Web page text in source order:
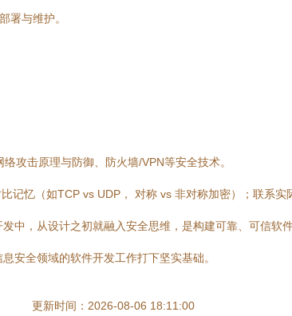
署与维护。
攻击原理与防御、防火墙/VPN等安全技术。
记忆（如TCP vs UDP， 对称 vs 非对称加密）；联系实
中，从设计之初就融入安全思维，是构建可靠、可信软件
安全领域的软件开发工作打下坚实基础。
更新时间：2026-08-06 18:11:00